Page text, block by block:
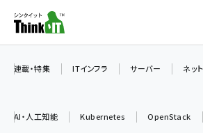
ン
連載・特集 ITインフラ サーバー ネッ
AI・人工知能 Kubernetes OpenStack